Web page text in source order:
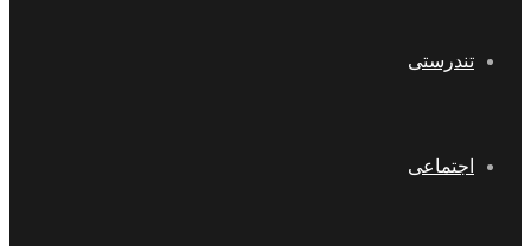
تندرستی
اجتماعی